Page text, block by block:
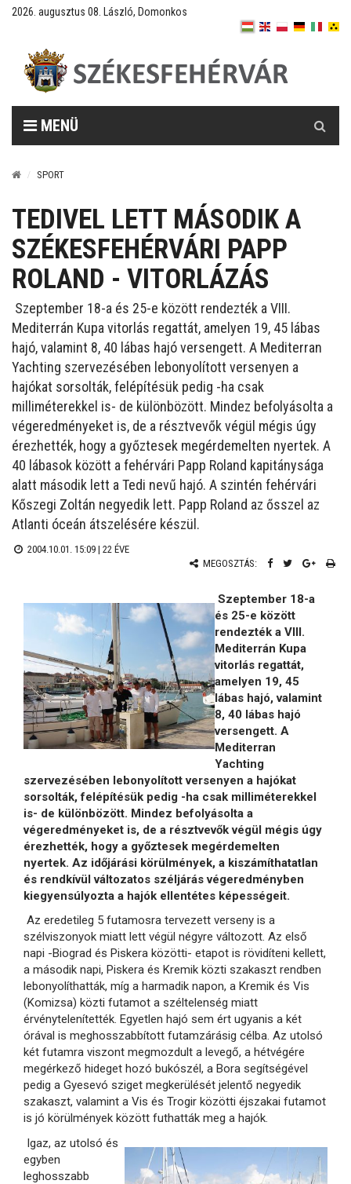
2026. augusztus 08. László, Domonkos
MENÜ
SPORT
TEDIVEL LETT MÁSODIK A
SZÉKESFEHÉRVÁRI PAPP
ROLAND - VITORLÁZÁS
Szeptember 18-a és 25-e között rendezték a VIII.
Mediterrán Kupa vitorlás regattát, amelyen 19, 45 lábas
hajó, valamint 8, 40 lábas hajó versengett. A Mediterran
Yachting szervezésében lebonyolított versenyen a
hajókat sorsolták, felépítésük pedig -ha csak
milliméterekkel is- de különbözött. Mindez befolyásolta a
végeredményeket is, de a résztvevők végül mégis úgy
érezhették, hogy a győztesek megérdemelten nyertek. A
40 lábasok között a fehérvári Papp Roland kapitánysága
alatt második lett a Tedi nevű hajó. A szintén fehérvári
Kőszegi Zoltán negyedik lett. Papp Roland az ősszel az
Atlanti óceán átszelésére készül.
2004.10.01. 15:09 | 22 ÉVE
MEGOSZTÁS:
Szeptember 18-a
és 25-e között
rendezték a VIII.
Mediterrán Kupa
vitorlás regattát,
amelyen 19, 45
lábas hajó, valamint
8, 40 lábas hajó
versengett. A
Mediterran
Yachting
szervezésében lebonyolított versenyen a hajókat
sorsolták, felépítésük pedig -ha csak milliméterekkel
is- de különbözött. Mindez befolyásolta a
végeredményeket is, de a résztvevők végül mégis úgy
érezhették, hogy a győztesek megérdemelten
nyertek. Az időjárási körülmények, a kiszámíthatatlan
és rendkívül változatos széljárás végeredményben
kiegyensúlyozta a hajók ellentétes képességeit.
Az eredetileg 5 futamosra tervezett verseny is a
szélviszonyok miatt lett végül négyre változott. Az első
napi -Biograd és Piskera közötti- etapot is rövidíteni kellett,
a második napi, Piskera és Kremik közti szakaszt rendben
lebonyolíthatták, míg a harmadik napon, a Kremik és Vis
(Komizsa) közti futamot a széltelenség miatt
érvénytelenítették. Egyetlen hajó sem ért ugyanis a két
órával is meghosszabbított futamzárásig célba. Az utolsó
két futamra viszont megmozdult a levegő, a hétvégére
megérkező hideget hozó bukószél, a Bora segítségével
pedig a Gyesevó sziget megkerülését jelentő negyedik
szakaszt, valamint a Vis és Trogir közötti éjszakai futamot
is jó körülmények között futhatták meg a hajók.
Igaz, az utolsó és
egyben
leghosszabb